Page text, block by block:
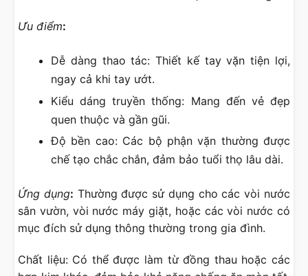
Ưu điểm:
Dễ dàng thao tác: Thiết kế tay vặn tiện lợi,
ngay cả khi tay ướt.
Kiểu dáng truyền thống: Mang đến vẻ đẹp
quen thuộc và gần gũi.
Độ bền cao: Các bộ phận vặn thường được
chế tạo chắc chắn, đảm bảo tuổi thọ lâu dài.
Ứng dụng: Thường được sử dụng cho các vòi nước
sân vườn, vòi nước máy giặt, hoặc các vòi nước có
mục đích sử dụng thông thường trong gia đình.
Chất liệu: Có thể được làm từ đồng thau hoặc các